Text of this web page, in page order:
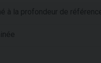
à la profondeur de